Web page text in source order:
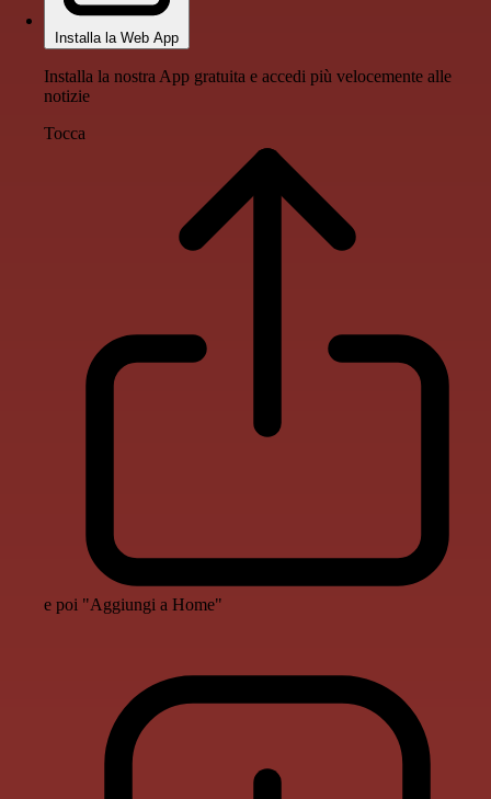
Installa la Web App
Installa la nostra App gratuita e accedi più velocemente alle
notizie
Tocca
e poi "Aggiungi a Home"